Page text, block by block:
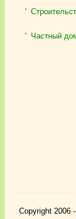
Частный
Copyright